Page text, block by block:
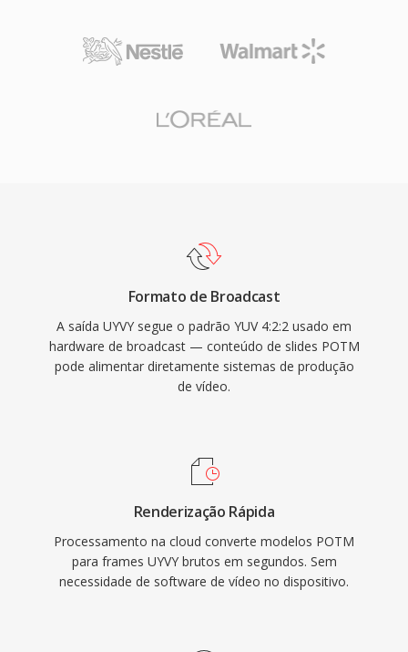
Formato de Broadcast
A saída UYVY segue o padrão YUV 4:2:2 usado em
hardware de broadcast — conteúdo de slides POTM
pode alimentar diretamente sistemas de produção
de vídeo.
Renderização Rápida
Processamento na cloud converte modelos POTM
para frames UYVY brutos em segundos. Sem
necessidade de software de vídeo no dispositivo.